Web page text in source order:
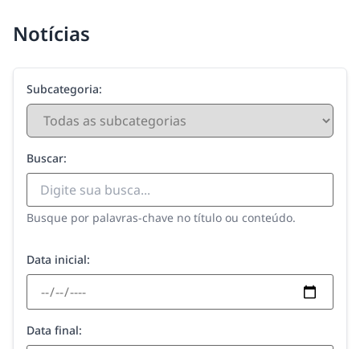
Notícias
Subcategoria:
Buscar:
Busque por palavras-chave no título ou conteúdo.
Data inicial:
Data final: